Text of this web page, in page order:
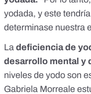
yodada, y este
determinase nuestra
La deficiencia de
desarrollo mental y
niveles de yodo son
Gabriela Morreale